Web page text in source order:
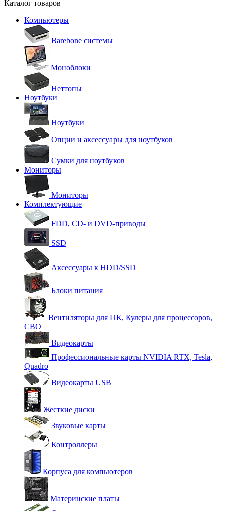
Каталог товаров
Компьютеры
Barebone системы
Моноблоки
Неттопы
Ноутбуки
Ноутбуки
Опции и аксессуары для ноутбуков
Сумки для ноутбуков
Мониторы
Мониторы
Комплектующие
FDD, CD- и DVD-приводы
SSD
Аксессуары к HDD/SSD
Блоки питания
Вентиляторы для ПК, Кулеры для процессоров,
СВО
Видеокарты
Профессиональные карты NVIDIA RTX, Tesla,
Quadro
Видеокарты USB
Жесткие диски
Звуковые карты
Контроллеры
Корпуса для компьютеров
Материнские платы